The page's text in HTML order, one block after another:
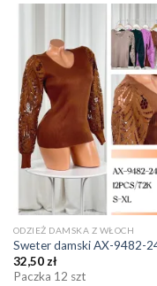
ODZIEŻ DAMSKA Z WŁOCH
Sweter damski AX-9482-
32,50zł
Paczka 12 szt